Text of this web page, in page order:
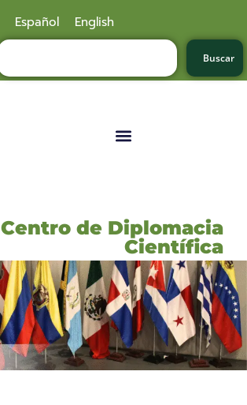
Español English
Buscar
Centro de Diplomacia
Científica